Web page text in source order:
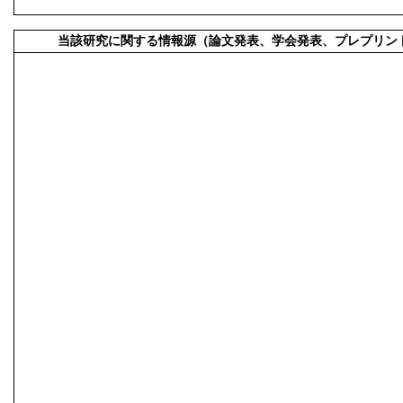
当該研究に関する情報源（論文発表、学会発表、プレプリン